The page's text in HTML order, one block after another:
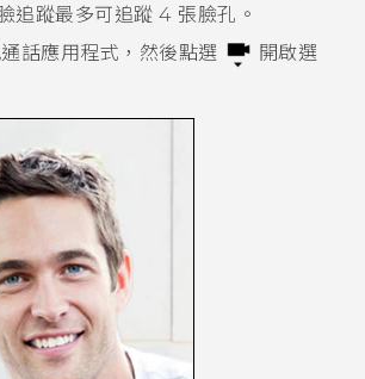
追蹤最多可追蹤 4 張臉孔。
話應用程式，然後點選
開啟選